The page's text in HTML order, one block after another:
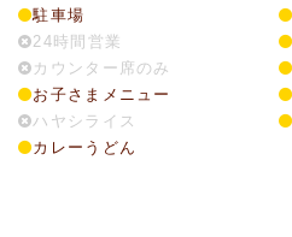
駐車場
24時間営業
カウンター席のみ
お子さまメニュー
ハヤシライス
カレーうどん